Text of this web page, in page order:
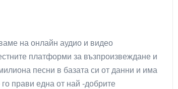
на онлайн аудио и видео
платформи за възпроизвеждане и
песни в базата си от данни и има
прави една от най -добрите